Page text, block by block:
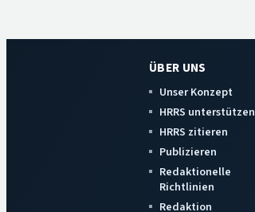
ÜBER UNS
Unser Konzept
HRRS unterstützen
HRRS zitieren
Publizieren
Redaktionelle
Richtlinien
Redaktion